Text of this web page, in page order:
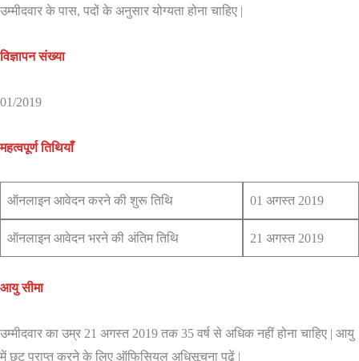
उम्मीदवार के पास, पदों के अनुसार योग्यता होना चाहिए |
विज्ञापन संख्या
01/2019
महत्वपूर्ण तिथियाँ
ऑनलाइन आवेदन करने की शुरू तिथि 01 अगस्त 2019
ऑनलाइन आवेदन भरने की अंतिम तिथि 21 अगस्त 2019
आयु सीमा
उम्मीदवार का उम्र 21 अगस्त 2019 तक 35 वर्ष से अधिक नहीं होना चाहिए | आयु
में छुट प्राप्त करने के लिए ऑफिसियल अधिसूचना पढ़ें |